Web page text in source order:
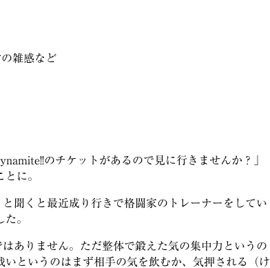
雑感など
のチケットがあるので見に行きませんか？」
に。
聞くと最近成り行きで格闘家のトレーナーをしてい
。
ありません。ただ整体で鍛えた気の集中力というの
というのはまず相手の気を飲むか、気押される（け